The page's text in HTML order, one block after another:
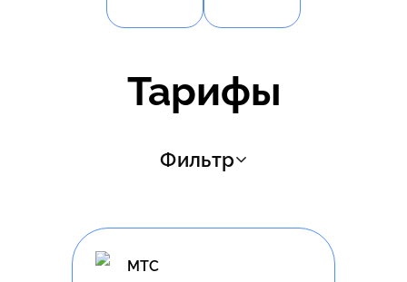
Тарифы
Фильтр
МТС